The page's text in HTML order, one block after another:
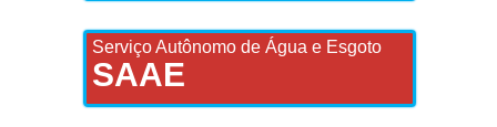
Serviço Autônomo de Água e Esgoto
SAAE